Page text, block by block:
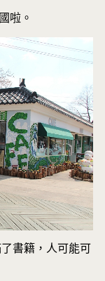
啦。
書籍，人可能可